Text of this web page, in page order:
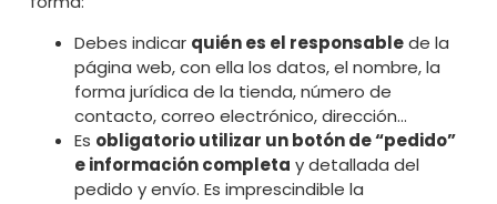
Debes indicar quién es el responsablede la
página web, con ella los datos, el nombre, la
forma jurídica de la tienda, número de
contacto, correo electrónico, dirección…
Es obligatorio utilizar un botón de “pedido”
e información completa y detallada del
pedido y envío. Es imprescindible la